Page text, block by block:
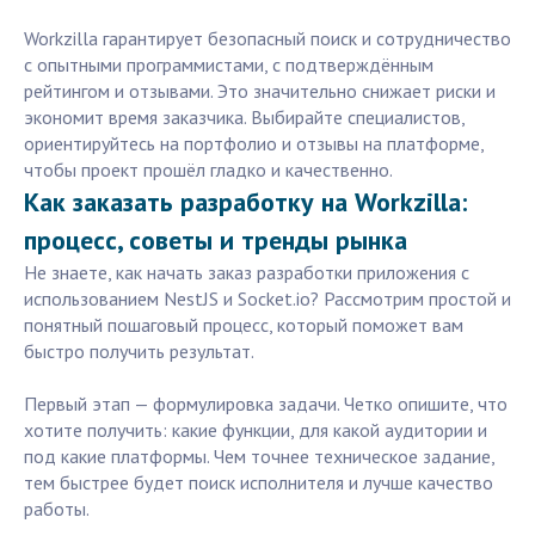
Workzilla гарантирует безопасный поиск и сотрудничество
с опытными программистами, с подтверждённым
рейтингом и отзывами. Это значительно снижает риски и
экономит время заказчика. Выбирайте специалистов,
ориентируйтесь на портфолио и отзывы на платформе,
чтобы проект прошёл гладко и качественно.
Как заказать разработку на Workzilla:
процесс, советы и тренды рынка
Не знаете, как начать заказ разработки приложения с
использованием NestJS и Socket.io? Рассмотрим простой и
понятный пошаговый процесс, который поможет вам
быстро получить результат.
Первый этап — формулировка задачи. Четко опишите, что
хотите получить: какие функции, для какой аудитории и
под какие платформы. Чем точнее техническое задание,
тем быстрее будет поиск исполнителя и лучше качество
работы.